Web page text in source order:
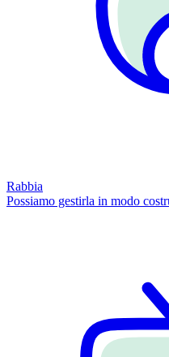
Rabbia
Possiamo gestirla in modo